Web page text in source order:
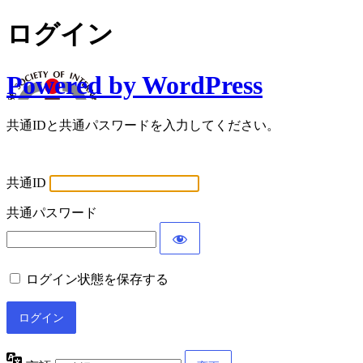
ログイン
Powered by WordPress
共通IDと共通パスワードを入力してください。
共通ID
共通パスワード
ログイン状態を保存する